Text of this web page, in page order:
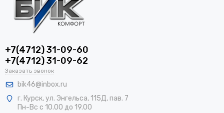
+7(4712) 31-09-60
+7(4712) 31-09-62
Заказать звонок
bik46@inbox.ru
г. Курск, ул. Энгельса, 115Д, пав. 7
Пн-Вс с 10.00 до 19.00